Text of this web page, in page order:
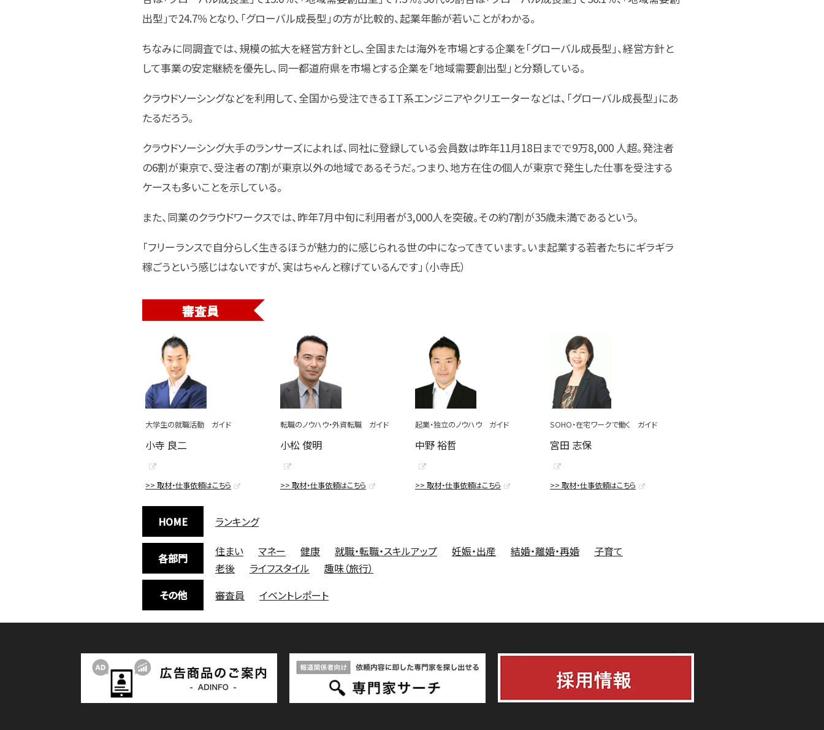
出型」で24.7％となり、「グローバル成長型」の方が比較的、起業年齢が若いことがわかる。
ちなみに同調査では、規模の拡大を経営方針とし、全国または海外を市場とする企業を「グローバル成長型」、経営方針と
して事業の安定継続を優先し、同一都道府県を市場とする企業を「地域需要創出型」と分類している。
クラウドソーシングなどを利用して、全国から受注できるＩＴ系エンジニアやクリエーターなどは、「グローバル成長型」にあ
たるだろう。
クラウドソーシング大手のランサーズによれば、同社に登録している会員数は昨年11月18日までで9万8,000 人超。発注者
の6割が東京で、受注者の7割が東京以外の地域であるそうだ。つまり、地方在住の個人が東京で発生した仕事を受注する
ケースも多いことを示している。
また、同業のクラウドワークスでは、昨年7月中旬に利用者が3,000人を突破。その約7割が35歳未満であるという。
「フリーランスで自分らしく生きるほうが魅力的に感じられる世の中になってきています。いま起業する若者たちにギラギラ
稼ごうという感じはないですが、実はちゃんと稼げているんです」（小寺氏）
審査員
大学生の就職活動 ガイド
小寺 良二
>> 取材・仕事依頼はこちら
転職のノウハウ・外資転職 ガイド
小松 俊明
>> 取材・仕事依頼はこちら
起業・独立のノウハウ ガイド
中野 裕哲
>> 取材・仕事依頼はこちら
SOHO・在宅ワークで働く ガイド
宮田 志保
>> 取材・仕事依頼はこちら
HOME ランキング
各部門 住まい マネー 健康 就職・転職・スキルアップ 妊娠・出産 結婚・離婚・再婚
子育て
老後
ライフスタイル
趣味（旅行）
その他
審査員 イベントレポート